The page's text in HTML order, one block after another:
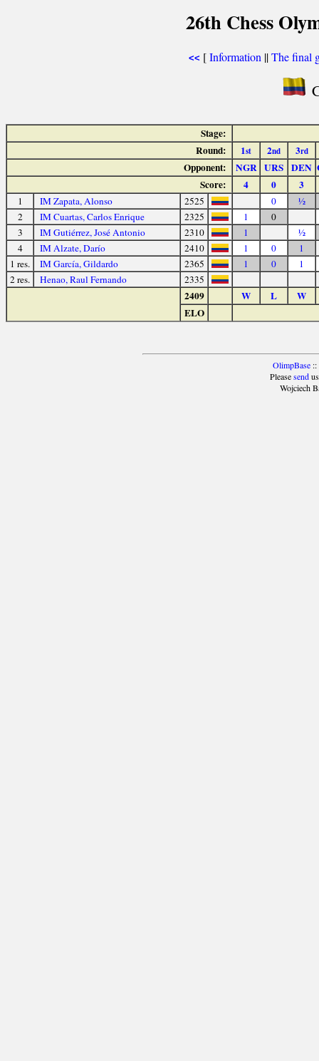
26th Chess
<< [Information ||The final
Stage:
Round:
1st 2nd 3rd
Opponent: NGR URS DEN
Score:
4 0 3
1 IM Zapata, Alonso 2525 0
½
2
IM Cuartas, Carlos Enrique 2325 1
0
3
IM Gutiérrez, José Antonio 2310 1
½
4
IM Alzate, Darío 2410 1 0
1
1 res.
IM García, Gildardo 2365 1 0
1
2 res.
Henao, Raul Fernando 2335
2409 W L
W
ELO
OlimpBase::
Pleasesendus
Wojciech